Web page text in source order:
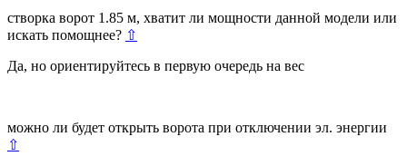
створка ворот 1.85 м, хватит ли мощности данной модели или
искать помощнее? ⇧
Да, но ориентируйтесь в первую очередь на вес
можно ли будет открыть ворота при отключении эл. энергии
⇧